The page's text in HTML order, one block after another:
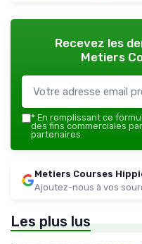
Recevez les
Metiers
* En remplissant ce
des fins commerciales
partenaires.
Metiers Courses
Ajoutez-nous à vos
Les plus lus